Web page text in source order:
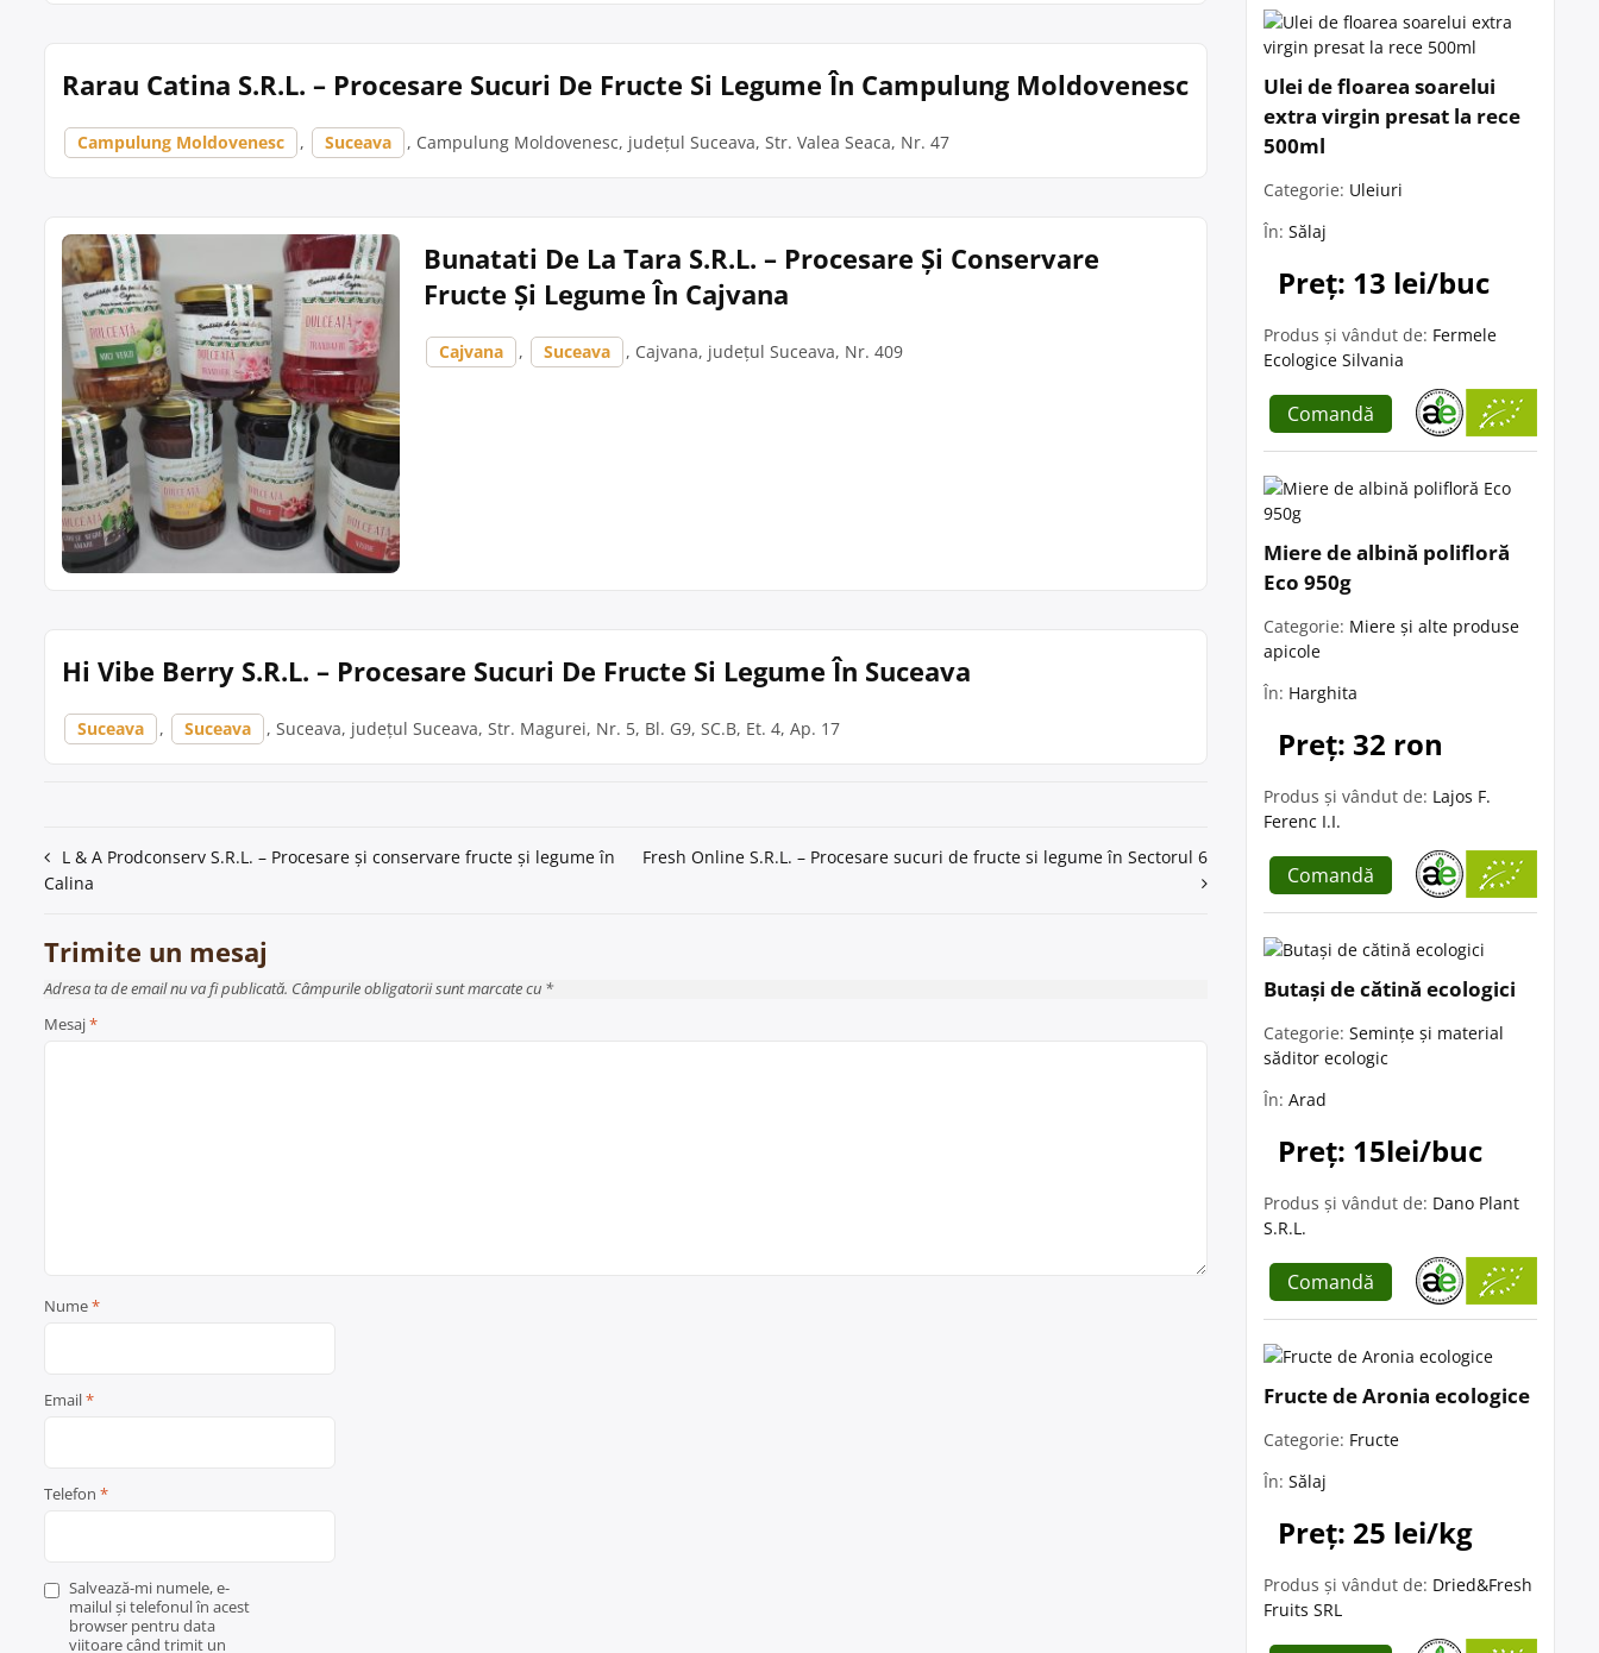
Rarau Catina S.R.L. – Procesare Sucuri De Fructe Si Legume În Campulung Moldovenesc
Campulung Moldovenesc , Suceava , Campulung Moldovenesc, județul Suceava, Str. Valea Seaca, Nr. 47
Bunatati De La Tara S.R.L. – Procesare Și Conservare
Fructe Și Legume În Cajvana
Cajvana , Suceava , Cajvana, județul Suceava, Nr. 409
Hi Vibe Berry S.R.L. – Procesare Sucuri De Fructe Si Legume În Suceava
Suceava , Suceava , Suceava, județul Suceava, Str. Magurei, Nr. 5, Bl. G9, SC.B, Et. 4, Ap. 17
Navigare
în
articole
L & A Prodconserv S.R.L. – Procesare și conservare fructe și legume în
Calina
Fresh Online S.R.L. – Procesare sucuri de fructe si legume în Sectorul 6
Trimite un mesaj
Adresa ta de email nu va fi publicată. Câmpurile obligatorii sunt marcate cu *
Mesaj*
Nume*
Email*
Telefon *
Salvează-mi numele, e-
mailul și telefonul în acest
browser pentru data
viitoare când trimit un
Ulei de floarea soarelui
extra virgin presat la rece
500ml
Categorie: Uleiuri
În: Sălaj
Preț: 13 lei/buc
Produs și vândut de: Fermele
Ecologice Silvania
Comandă
Miere de albină polifloră
Eco 950g
Categorie: Miere și alte produse
apicole
În: Harghita
Preț: 32 ron
Produs și vândut de: Lajos F.
Ferenc I.I.
Comandă
Butași de cătină ecologici
Categorie: Semințe și material
săditor ecologic
În: Arad
Preț: 15lei/buc
Produs și vândut de: Dano Plant
S.R.L.
Comandă
Fructe de Aronia ecologice
Categorie: Fructe
În: Sălaj
Preț: 25 lei/kg
Produs și vândut de: Dried&Fresh
Fruits SRL